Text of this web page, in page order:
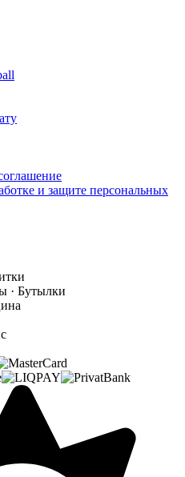
и защите персональных
· Бутылки